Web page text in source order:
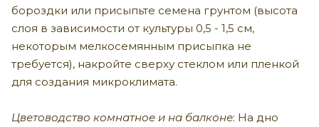
бороздки или присыпьте семена грунтом (высота
слоя в зависимости от культуры 0,5 - 1,5 см,
некоторым мелкосемянным присыпка не
требуется), накройте сверху стеклом или пленкой
для создания микроклимата.
Цветоводство комнатное и на балконе: На дно